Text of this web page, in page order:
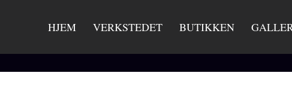
HJEM VERKSTEDET BUTIKKEN